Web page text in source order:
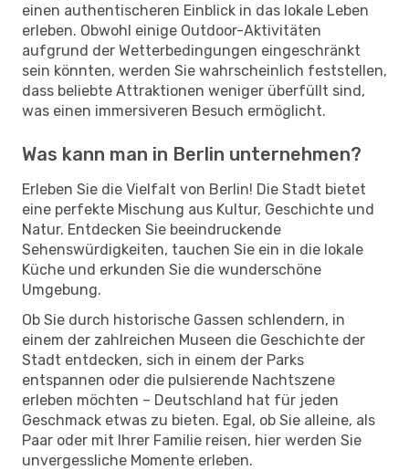
einen authentischeren Einblick in das lokale Leben
erleben. Obwohl einige Outdoor-Aktivitäten
aufgrund der Wetterbedingungen eingeschränkt
sein könnten, werden Sie wahrscheinlich feststellen,
dass beliebte Attraktionen weniger überfüllt sind,
was einen immersiveren Besuch ermöglicht.
Was kann man in Berlin unternehmen?
Erleben Sie die Vielfalt von Berlin! Die Stadt bietet
eine perfekte Mischung aus Kultur, Geschichte und
Natur. Entdecken Sie beeindruckende
Sehenswürdigkeiten, tauchen Sie ein in die lokale
Küche und erkunden Sie die wunderschöne
Umgebung.
Ob Sie durch historische Gassen schlendern, in
einem der zahlreichen Museen die Geschichte der
Stadt entdecken, sich in einem der Parks
entspannen oder die pulsierende Nachtszene
erleben möchten – Deutschland hat für jeden
Geschmack etwas zu bieten. Egal, ob Sie alleine, als
Paar oder mit Ihrer Familie reisen, hier werden Sie
unvergessliche Momente erleben.